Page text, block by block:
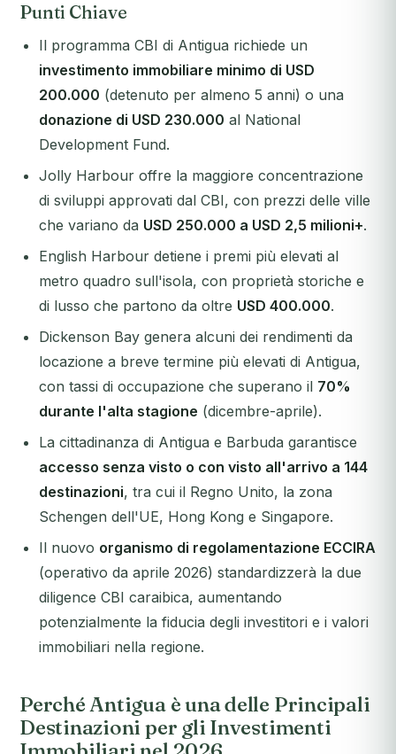
Punti Chiave
Il programma CBI di Antigua richiede un
investimento immobiliare minimo di USD
200.000 (detenuto per almeno 5 anni) o una
donazione di USD 230.000 al National
Development Fund.
Jolly Harbour offre la maggiore concentrazione
di sviluppi approvati dal CBI, con prezzi delle ville
che variano da USD 250.000 a USD 2,5 milioni+.
English Harbour detiene i premi più elevati al
metro quadro sull'isola, con proprietà storiche e
di lusso che partono da oltre USD 400.000.
Dickenson Bay genera alcuni dei rendimenti da
locazione a breve termine più elevati di Antigua,
con tassi di occupazione che superano il 70%
durante l'alta stagione (dicembre-aprile).
La cittadinanza di Antigua e Barbuda garantisce
accesso senza visto o con visto all'arrivo a 144
destinazioni, tra cui il Regno Unito, la zona
Schengen dell'UE, Hong Kong e Singapore.
Il nuovo organismo di regolamentazione ECCIRA
(operativo da aprile 2026) standardizzerà la due
diligence CBI caraibica, aumentando
potenzialmente la fiducia degli investitori e i valori
immobiliari nella regione.
Perché Antigua è una delle Principali
Destinazioni per gli Investimenti